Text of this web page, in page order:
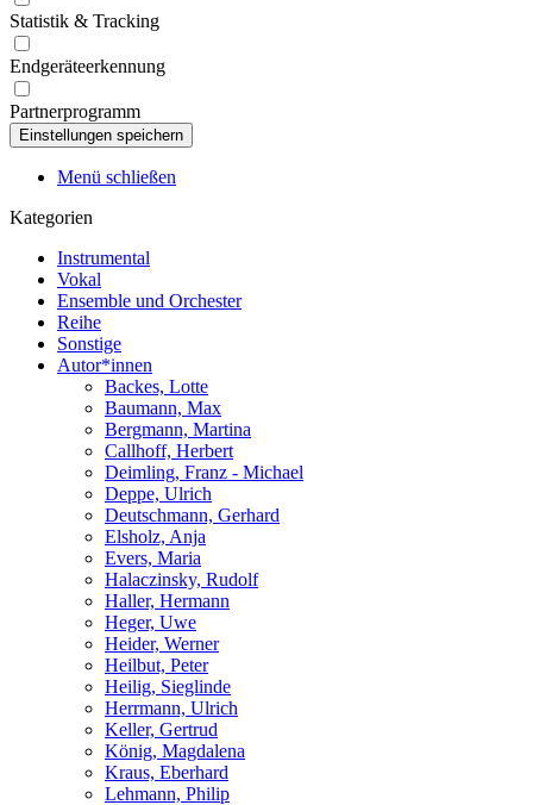
Statistik & Tracking
Endgeräteerkennung
Partnerprogramm
Menü schließen
Kategorien
Instrumental
Vokal
Ensemble und Orchester
Reihe
Sonstige
Autor*innen
Backes, Lotte
Baumann, Max
Bergmann, Martina
Callhoff, Herbert
Deimling, Franz - Michael
Deppe, Ulrich
Deutschmann, Gerhard
Elsholz, Anja
Evers, Maria
Halaczinsky, Rudolf
Haller, Hermann
Heger, Uwe
Heider, Werner
Heilbut, Peter
Heilig, Sieglinde
Herrmann, Ulrich
Keller, Gertrud
König, Magdalena
Kraus, Eberhard
Lehmann, Philip